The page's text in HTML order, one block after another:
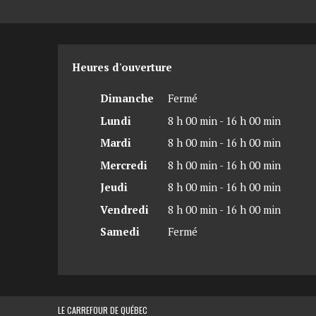
Heures d'ouverture
Dimanche
Fermé
Lundi
8 h 00 min - 16 h 00 min
Mardi
8 h 00 min - 16 h 00 min
Mercredi
8 h 00 min - 16 h 00 min
Jeudi
8 h 00 min - 16 h 00 min
Vendredi
8 h 00 min - 16 h 00 min
Samedi
Fermé
LE CARREFOUR DE QUÉBEC